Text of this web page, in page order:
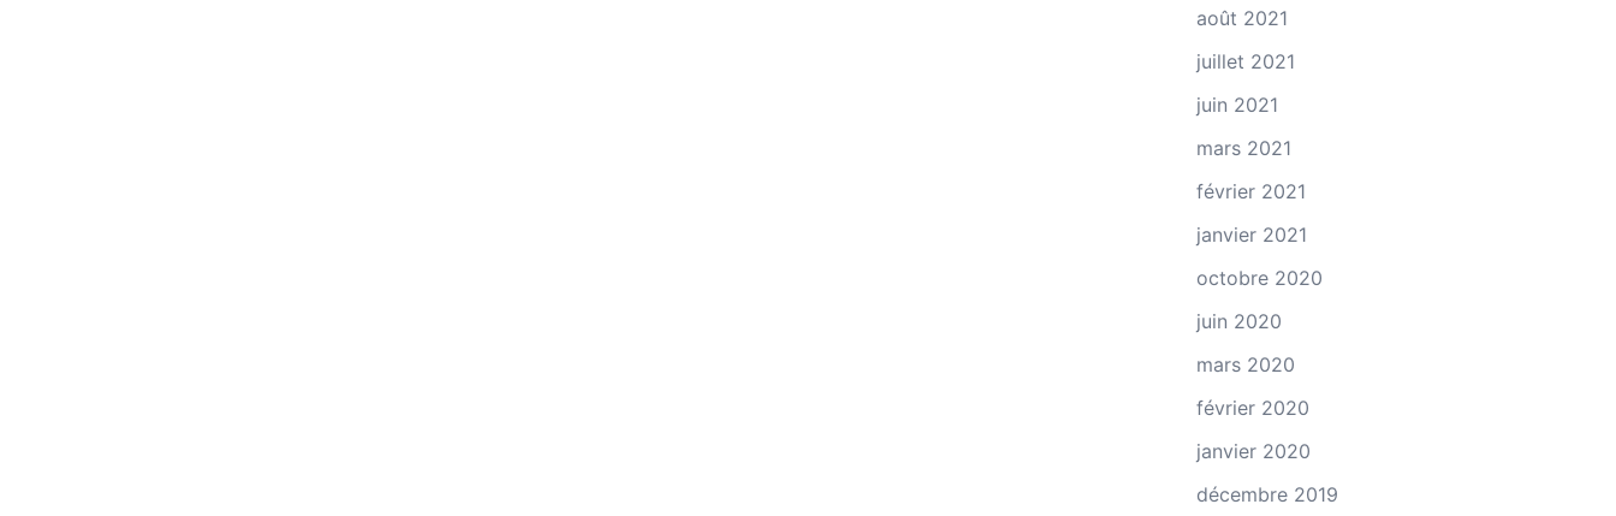
août 2021
juillet 2021
juin 2021
mars 2021
février 2021
janvier 2021
octobre 2020
juin 2020
mars 2020
février 2020
janvier 2020
décembre 2019